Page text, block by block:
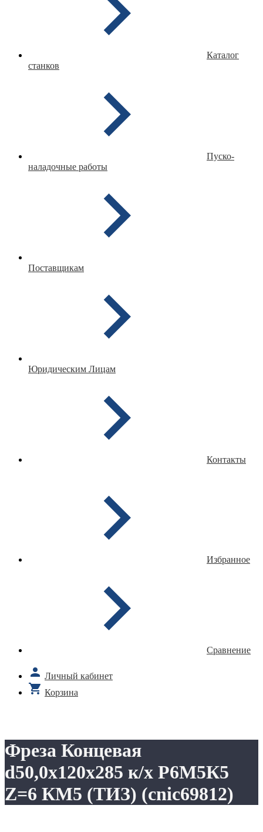
Каталог
станков
Пуско-
наладочные работы
Поставщикам
Юридическим Лицам
Контакты
Избранное
Сравнение
Личный кабинет
Корзина
Фреза Концевая
d50,0х120х285 к/х Р6М5К5
Z=6 КМ5 (ТИЗ) (cnic69812)